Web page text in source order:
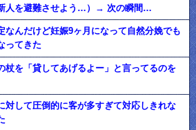
新人を避難させよう…）→ 次の瞬間…
なんだけど妊娠9ヶ月になって自然分娩でも
ってきた
杖を「貸してあげるよー」と言ってるのを
対して圧倒的に客が多すぎて対応しきれな